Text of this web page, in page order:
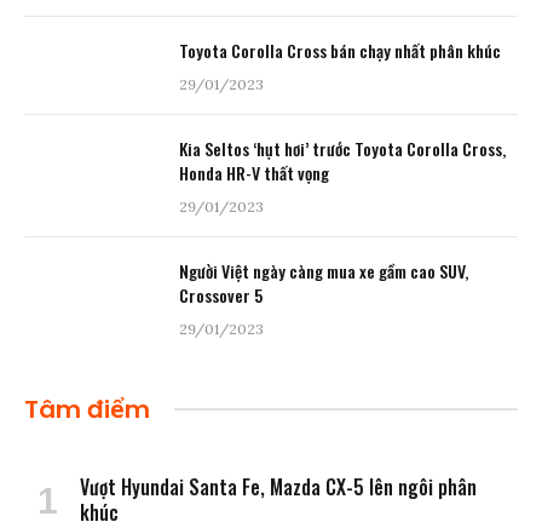
Toyota Corolla Cross bán chạy nhất phân khúc
29/01/2023
Kia Seltos ‘hụt hơi’ trước Toyota Corolla Cross,
Honda HR-V thất vọng
29/01/2023
Người Việt ngày càng mua xe gầm cao SUV,
Crossover 5
29/01/2023
Tâm điểm
Vượt Hyundai Santa Fe, Mazda CX-5 lên ngôi phân
khúc